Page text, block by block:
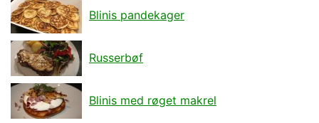
Blinis pandekager
Russerbøf
Blinis med røget makrel